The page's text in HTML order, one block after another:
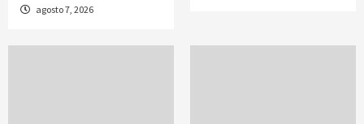
agosto 7, 2026